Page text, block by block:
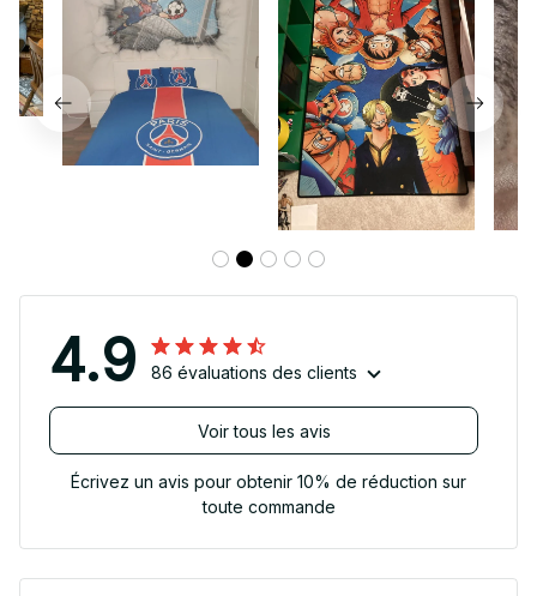
4.9 86 évaluations des clients
Voir tous les avis
Écrivez un avis pour obtenir 10% de réduction sur
toute commande